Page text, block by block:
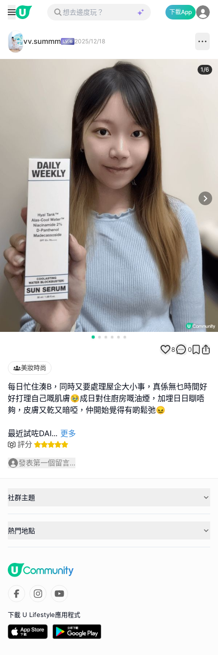
下載App
vv.summm 2025/12/18
1/6
8 0
美妝時尚
每日忙住湊B，同時又要處理屋企大小事，真係無乜時間好
好打理自己嘅肌膚🥹成日對住廚房嘅油煙，加埋日日瞓唔
夠，皮膚又乾又暗啞，仲開始覺得有啲鬆弛😖
最近試咗DAI... 更多
評分
發表第一個留言...
社群主題
熱門地點
下載 U Lifestyle應用程式